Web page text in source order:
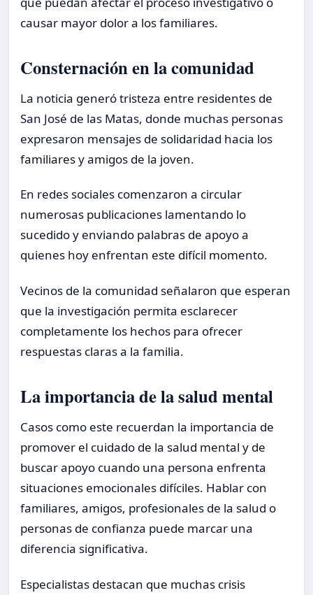
causar mayor dolor a los familiares.
Consternación en la comunidad
La noticia generó tristeza entre residentes de
San José de las Matas, donde muchas personas
expresaron mensajes de solidaridad hacia los
familiares y amigos de la joven.
En redes sociales comenzaron a circular
numerosas publicaciones lamentando lo
sucedido y enviando palabras de apoyo a
quienes hoy enfrentan este difícil momento.
Vecinos de la comunidad señalaron que esperan
que la investigación permita esclarecer
completamente los hechos para ofrecer
respuestas claras a la familia.
La importancia de la salud mental
Casos como este recuerdan la importancia de
promover el cuidado de la salud mental y de
buscar apoyo cuando una persona enfrenta
situaciones emocionales difíciles. Hablar con
familiares, amigos, profesionales de la salud o
personas de confianza puede marcar una
diferencia significativa.
Especialistas destacan que muchas crisis